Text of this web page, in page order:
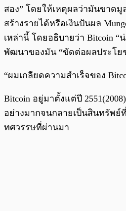
สอง” โดยให้เหตุผลว่ามันขาด
สร้างรายได้หรือเงินปันผล
เหล่านี้ โดยอธิบายว่า Bitcoin “
พัฒนาของมัน “ขัดต่อผลประโย
“ผมเกลียดความสำเร็จของ
Bitcoin อยู่มาตั้งแต่ปี
อย่างมากจนกลายเป็นสินทรัพ
ทศวรรษที่ผ่านมา